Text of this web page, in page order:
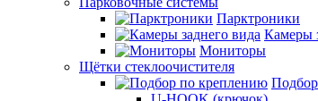
Парктроники
Камеры
Мониторы
Щётки стеклоочистителя